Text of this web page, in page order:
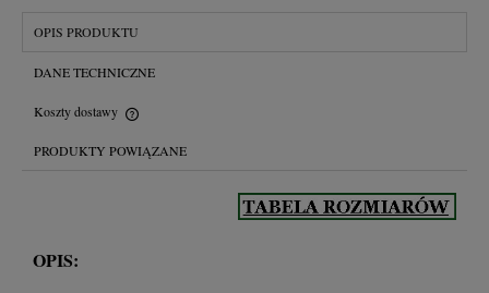
OPIS PRODUKTU
DANE TECHNICZNE
Koszty dostawy
Cena nie zawiera ewentualnych kosztów płatności
PRODUKTY POWIĄZANE
OPIS: